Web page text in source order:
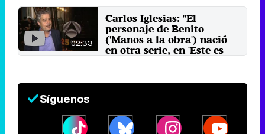
02:33
Carlos Iglesias: "El
personaje de Benito
('Manos a la obra') nació
en otra serie, en 'Este es
Síguenos